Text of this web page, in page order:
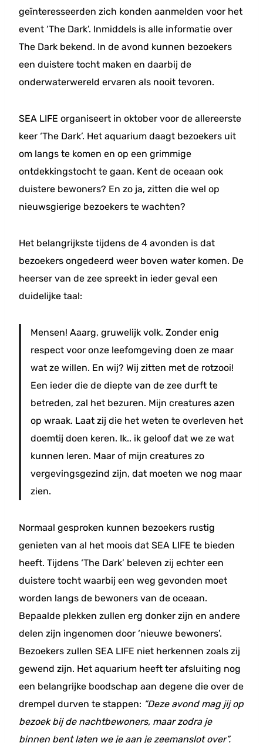
geïnteresseerden zich konden aanmelden voor het
event ‘The Dark’. Inmiddels is alle informatie over
The Dark bekend. In de avond kunnen bezoekers
een duistere tocht maken en daarbij de
onderwaterwereld ervaren als nooit tevoren.
SEA LIFE organiseert in oktober voor de allereerste
keer ‘The Dark’. Het aquarium daagt bezoekers uit
om langs te komen en op een grimmige
ontdekkingstocht te gaan. Kent de oceaan ook
duistere bewoners? En zo ja, zitten die wel op
nieuwsgierige bezoekers te wachten?
Het belangrijkste tijdens de 4 avonden is dat
bezoekers ongedeerd weer boven water komen. De
heerser van de zee spreekt in ieder geval een
duidelijke taal:
Mensen! Aaarg, gruwelijk volk. Zonder enig
respect voor onze leefomgeving doen ze maar
wat ze willen. En wij? Wij zitten met de rotzooi!
Een ieder die de diepte van de zee durft te
betreden, zal het bezuren. Mijn creatures azen
op wraak. Laat zij die het weten te overleven het
doemtij doen keren. Ik.. ik geloof dat we ze wat
kunnen leren. Maar of mijn creatures zo
vergevingsgezind zijn, dat moeten we nog maar
zien.
Normaal gesproken kunnen bezoekers rustig
genieten van al het moois dat SEA LIFE te bieden
heeft. Tijdens ‘The Dark’ beleven zij echter een
duistere tocht waarbij een weg gevonden moet
worden langs de bewoners van de oceaan.
Bepaalde plekken zullen erg donker zijn en andere
delen zijn ingenomen door ‘nieuwe bewoners’.
Bezoekers zullen SEA LIFE niet herkennen zoals zij
gewend zijn. Het aquarium heeft ter afsluiting nog
een belangrijke boodschap aan degene die over de
drempel durven te stappen: ”Deze avond mag jij op
bezoek bij de nachtbewoners, maar zodra je
binnen bent laten we je aan je zeemanslot over”.